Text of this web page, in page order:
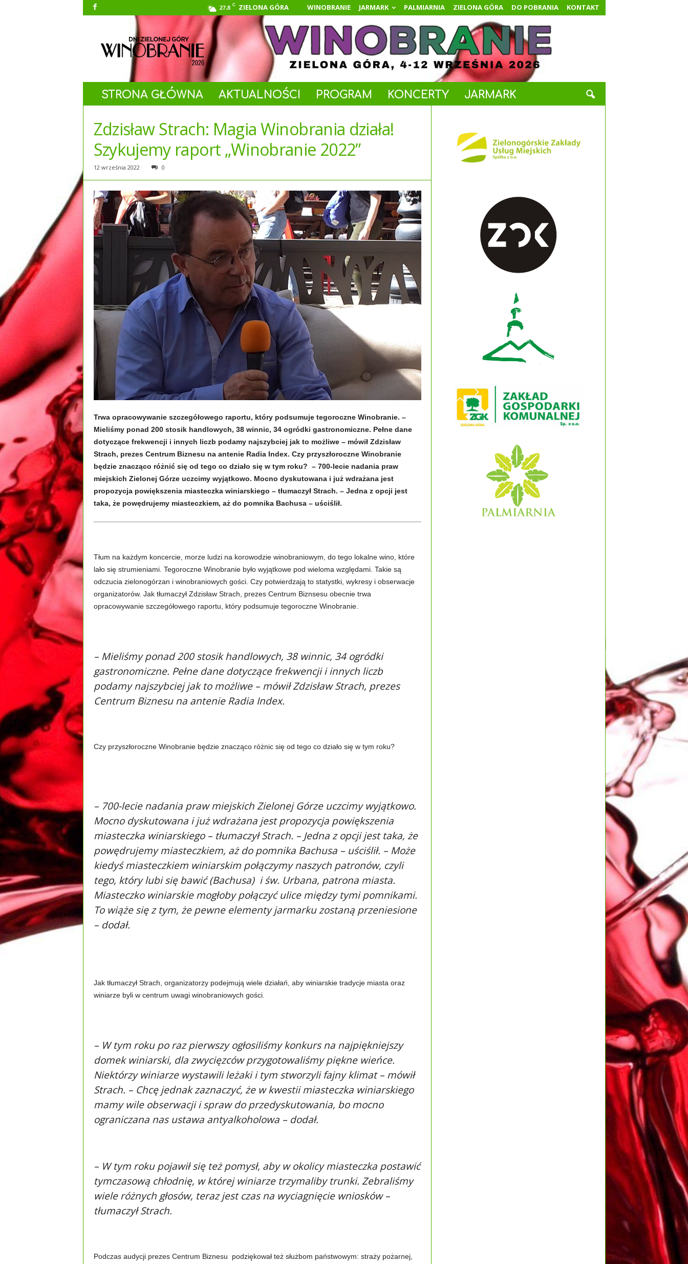
27.8 C ZIELONA GÓRA WINOBRANIE JARMARK PALMIARNIA ZIELONA GÓRA DO POBRANIA KONTAKT
STRONA GŁÓWNA AKTUALNOŚCI PROGRAM KONCERTY JARMARK
Zdzisław Strach: Magia Winobrania działa!
Szykujemy raport „Winobranie 2022”
12 września 2022 0
Trwa opracowywanie szczegółowego raportu, który podsumuje tegoroczne Winobranie. –
Mieliśmy ponad 200 stosik handlowych, 38 winnic, 34 ogródki gastronomiczne. Pełne dane
dotyczące frekwencji i innych liczb podamy najszybciej jak to możliwe – mówił Zdzisław
Strach, prezes Centrum Biznesu na antenie Radia Index. Czy przyszłoroczne Winobranie
będzie znacząco różnić się od tego co działo się w tym roku? – 700-lecie nadania praw
miejskich Zielonej Górze uczcimy wyjątkowo. Mocno dyskutowana i już wdrażana jest
propozycja powiększenia miasteczka winiarskiego – tłumaczył Strach. – Jedna z opcji jest
taka, że powędrujemy miasteczkiem, aż do pomnika Bachusa – uściślił.
Tłum na każdym koncercie, morze ludzi na korowodzie winobraniowym, do tego lokalne wino, które
lało się strumieniami. Tegoroczne Winobranie było wyjątkowe pod wieloma względami. Takie są
odczucia zielonogórzan i winobraniowych gości. Czy potwierdzają to statystki, wykresy i obserwacje
organizatorów. Jak tłumaczył Zdzisław Strach, prezes Centrum Biznsesu obecnie trwa
opracowywanie szczegółowego raportu, który podsumuje tegoroczne Winobranie.
– Mieliśmy ponad 200 stosik handlowych, 38 winnic, 34 ogródki
gastronomiczne. Pełne dane dotyczące frekwencji i innych liczb
podamy najszybciej jak to możliwe – mówił Zdzisław Strach, prezes
Centrum Biznesu na antenie Radia Index.
Czy przyszłoroczne Winobranie będzie znacząco różnic się od tego co działo się w tym roku?
– 700-lecie nadania praw miejskich Zielonej Górze uczcimy wyjątkowo.
Mocno dyskutowana i już wdrażana jest propozycja powiększenia
miasteczka winiarskiego – tłumaczył Strach. – Jedna z opcji jest taka, że
powędrujemy miasteczkiem, aż do pomnika Bachusa – uściślił. – Może
kiedyś miasteczkiem winiarskim połączymy naszych patronów, czyli
tego, który lubi się bawić (Bachusa) i św. Urbana, patrona miasta.
Miasteczko winiarskie mogłoby połączyć ulice między tymi pomnikami.
To wiąże się z tym, że pewne elementy jarmarku zostaną przeniesione
– dodał.
Jak tłumaczył Strach, organizatorzy podejmują wiele działań, aby winiarskie tradycje miasta oraz
winiarze byli w centrum uwagi winobraniowych gości.
– W tym roku po raz pierwszy ogłosiliśmy konkurs na najpiękniejszy
domek winiarski, dla zwycięzców przygotowaliśmy piękne wieńce.
Niektórzy winiarze wystawili leżaki i tym stworzyli fajny klimat – mówił
Strach. – Chcę jednak zaznaczyć, że w kwestii miasteczka winiarskiego
mamy wile obserwacji i spraw do przedyskutowania, bo mocno
ograniczana nas ustawa antyalkoholowa – dodał.
– W tym roku pojawił się też pomysł, aby w okolicy miasteczka postawić
tymczasową chłodnię, w której winiarze trzymaliby trunki. Zebraliśmy
wiele różnych głosów, teraz jest czas na wyciagnięcie wniosków –
tłumaczył Strach.
Podczas audycji prezes Centrum Biznesu podziękował też służbom państwowym: straży pożarnej,